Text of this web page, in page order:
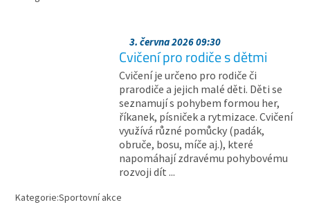
3. června 2026 09:30
Cvičení pro rodiče s dětmi
Cvičení je určeno pro rodiče či
prarodiče a jejich malé děti. Děti se
seznamují s pohybem formou her,
říkanek, písniček a rytmizace. Cvičení
využívá různé pomůcky (padák,
obruče, bosu, míče aj.), které
napomáhají zdravému pohybovému
rozvoji dít ...
Kategorie:Sportovní akce